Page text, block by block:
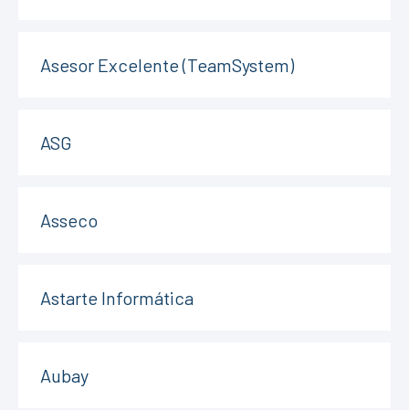
Asesor Excelente (TeamSystem)
ASG
Asseco
Astarte Informática
Aubay